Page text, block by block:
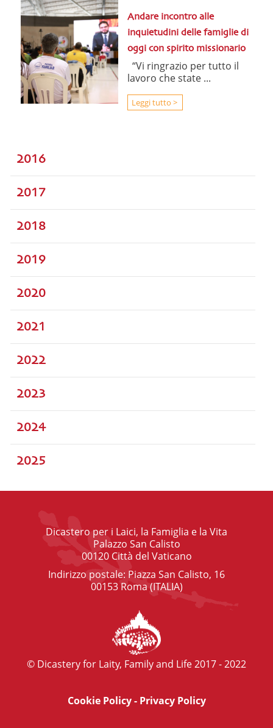
Andare incontro alle
inquietudini delle famiglie di
oggi con spirito missionario
“Vi ringrazio per tutto il
lavoro che state ...
Leggi tutto >
2016
2017
2018
2019
2020
2021
2022
2023
2024
2025
Dicastero per i Laici, la Famiglia e la Vita
Palazzo San Calisto
00120 Città del Vaticano
Indirizzo postale: Piazza San Calisto, 16
00153 Roma (ITALIA)
© Dicastery for Laity, Family and Life 2017 - 2022
Cookie Policy- Privacy Policy